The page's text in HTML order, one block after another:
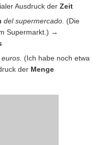
Ausdruck der Zeit
del supermercado. (Die
Supermarkt.) →
(Ich habe noch etwa
der Menge